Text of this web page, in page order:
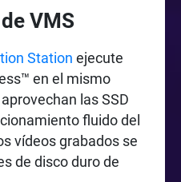
VMS
Station ejecute
en el mismo
las SSD
fluido del
vídeos grabados se
de disco duro de